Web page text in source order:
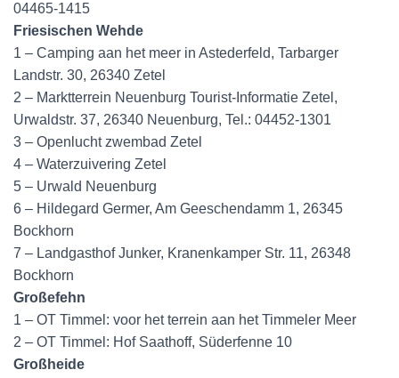
04465-1415
Friesischen Wehde
1 – Camping aan het meer in Astederfeld, Tarbarger
Landstr. 30, 26340 Zetel
2 – Marktterrein Neuenburg Tourist-Informatie Zetel,
Urwaldstr. 37, 26340 Neuenburg, Tel.: 04452-1301
3 – Openlucht zwembad Zetel
4 – Waterzuivering Zetel
5 – Urwald Neuenburg
6 – Hildegard Germer, Am Geeschendamm 1, 26345
Bockhorn
7 – Landgasthof Junker, Kranenkamper Str. 11, 26348
Bockhorn
Großefehn
1 – OT Timmel: voor het terrein aan het Timmeler Meer
2 – OT Timmel: Hof Saathoff, Süderfenne 10
Großheide